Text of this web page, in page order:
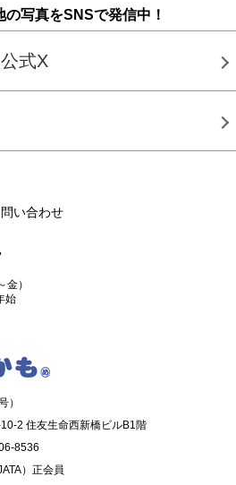
写真をSNSで発信中！
式X
い合わせ
）
始
）
2 住友生命西新橋ビルB1階
8536
）正会員